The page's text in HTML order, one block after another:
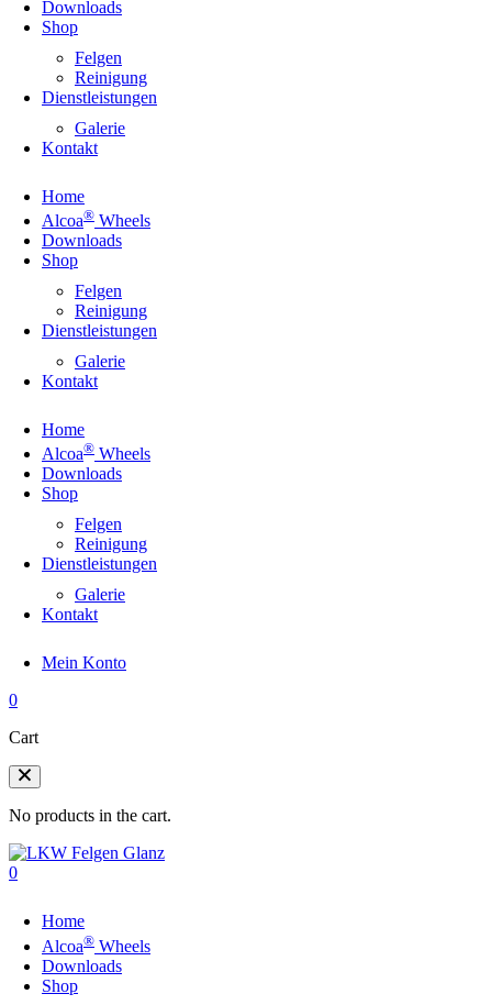
Downloads
Shop
Felgen
Reinigung
Dienstleistungen
Galerie
Kontakt
Home
Alcoa® Wheels
Downloads
Shop
Felgen
Reinigung
Dienstleistungen
Galerie
Kontakt
Home
Alcoa® Wheels
Downloads
Shop
Felgen
Reinigung
Dienstleistungen
Galerie
Kontakt
Mein Konto
0
Cart
No products in the cart.
0
Home
Alcoa® Wheels
Downloads
Shop